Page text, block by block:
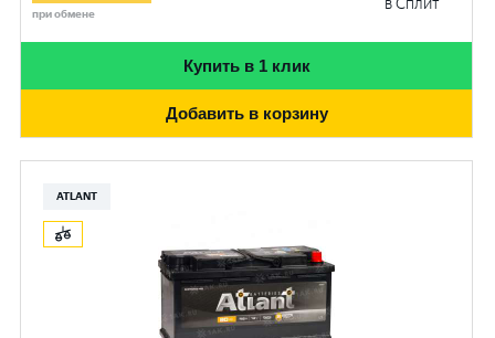
при обмене
Купить в 1 клик
Добавить в корзину
ATLANT